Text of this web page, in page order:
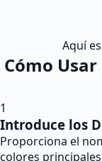
Aquí
Cómo
1
Introduce los
Proporciona el
colores